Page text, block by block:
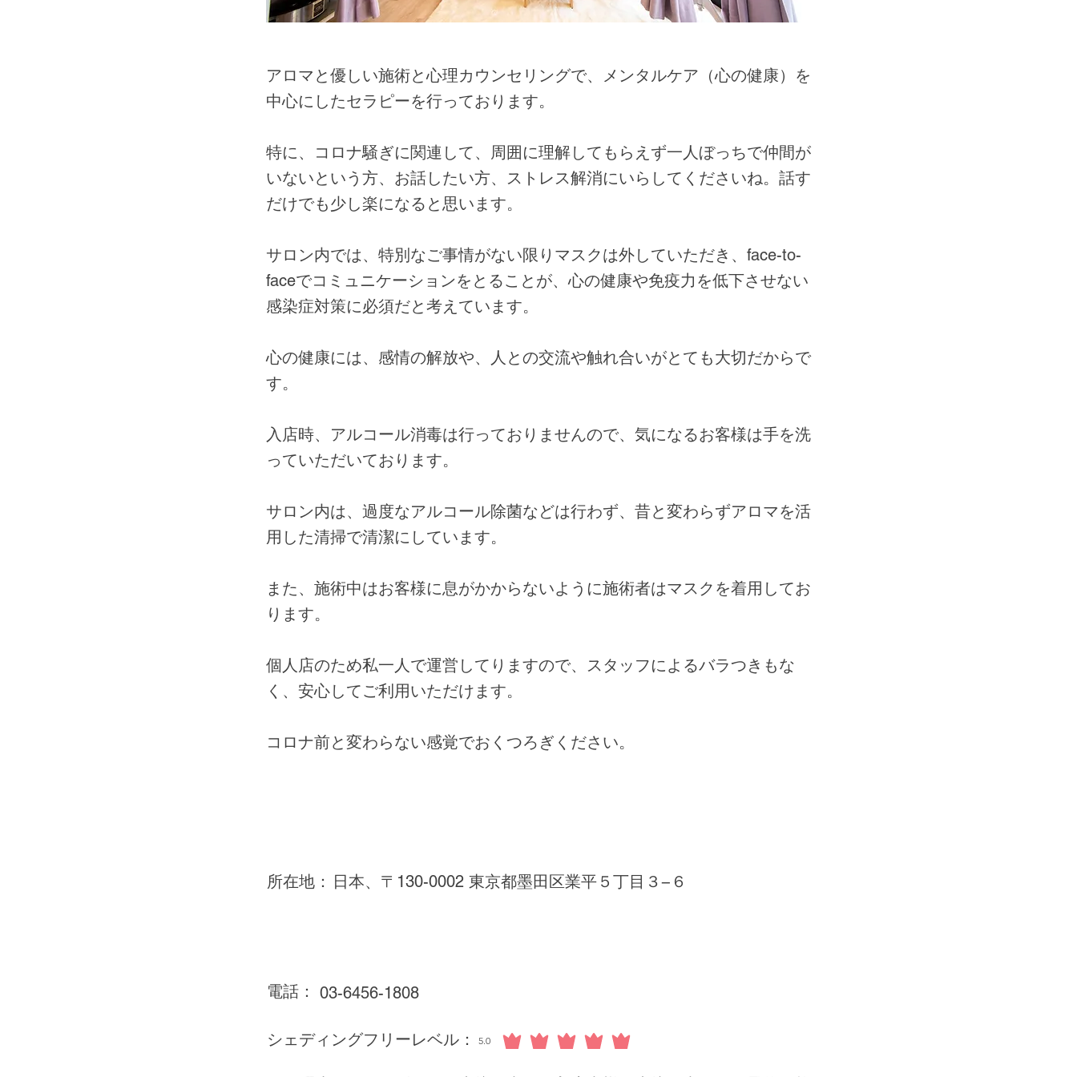
アロマと優しい施術と心理カウンセリングで、メンタルケア（心の健康）を
中心にしたセラピーを行っております。
特に、コロナ騒ぎに関連して、周囲に理解してもらえず一人ぼっちで仲間が
いないという方、お話したい方、ストレス解消にいらしてくださいね。話す
だけでも少し楽になると思います。
サロン内では、特別なご事情がない限りマスクは外していただき、face-to-
faceでコミュニケーションをとることが、心の健康や免疫力を低下させない
感染症対策に必須だと考えています。
心の健康には、感情の解放や、人との交流や触れ合いがとても大切だからで
す。
入店時、アルコール消毒は行っておりませんので、気になるお客様は手を洗
っていただいております。
サロン内は、過度なアルコール除菌などは行わず、昔と変わらずアロマを活
用した清掃で清潔にしています。
また、施術中はお客様に息がかからないように施術者はマスクを着用してお
ります。
個人店のため私一人で運営してりますので、スタッフによるバラつきもな
く、安心してご利用いただけます。
コロナ前と変わらない感覚でおくつろぎください。
所在地： 日本、〒130-0002 東京都墨田区業平５丁目３−６
電話： 03-6456-1808
シェディングフリーレベル： 5.0
平均評価 5 /5